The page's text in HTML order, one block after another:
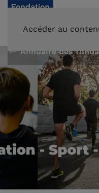
Accéder au
Annuaire des